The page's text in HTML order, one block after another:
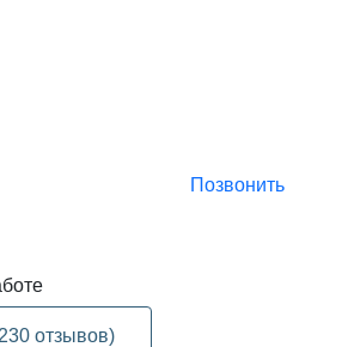
Позвонить
отзывов)